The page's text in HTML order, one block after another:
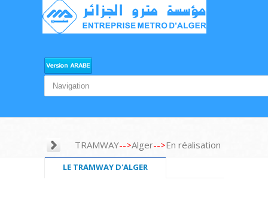
TRAMWAY-->Alger-->En réalisation
LE TRAMWAY D'ALGER